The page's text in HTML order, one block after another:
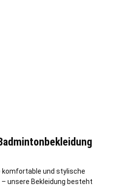
komfortable und stylische
– unsere Bekleidung besteht